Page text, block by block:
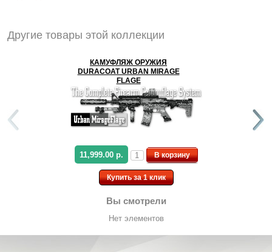
Другие товары этой коллекции
КАМУФЛЯЖ ОРУЖИЯ
DURACOAT URBAN MIRAGE
FLAGE
11,999.00 р. В корзину
Купить за 1 клик
Вы смотрели
Нет элементов